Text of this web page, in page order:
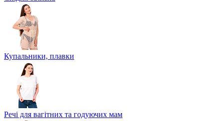
Купальники, плавки
Речі для вагітних та годуючих мам